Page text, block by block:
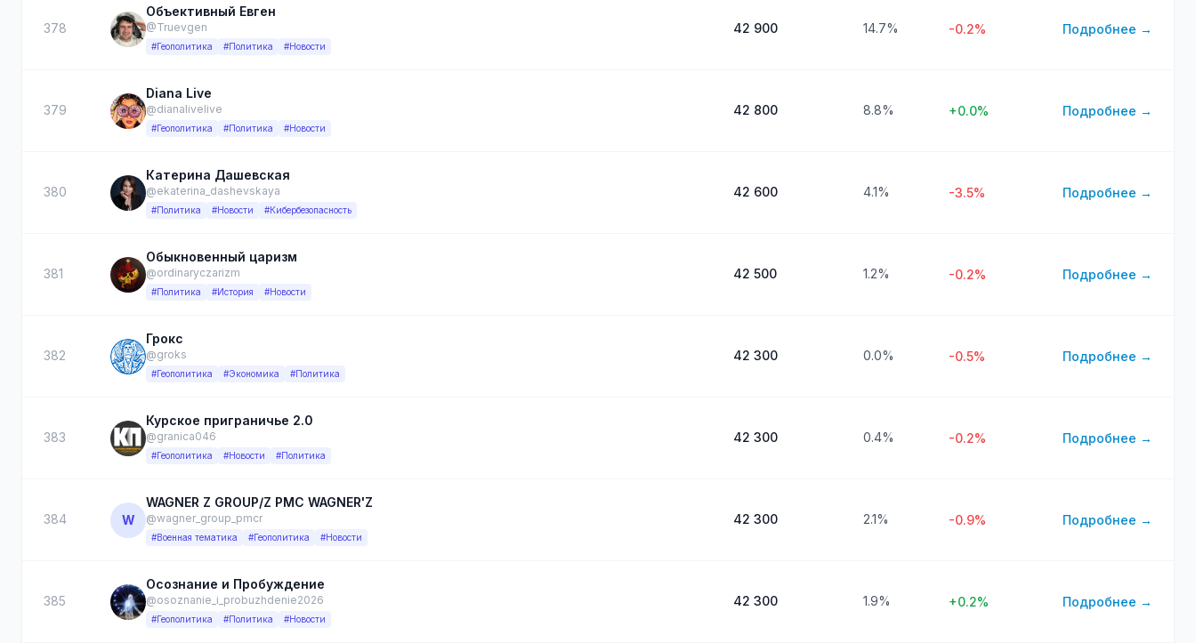
378
Объективный Евген
@Truevgen
#Геополитика #Политика #Новости
42 900 14.7% -0.2% Подробнее →
379
Diana Live
@dianalivelive
#Геополитика #Политика #Новости
42 800 8.8% +0.0% Подробнее →
380
Катерина Дашевская
@ekaterina_dashevskaya
#Политика #Новости #Кибербезопасность
42 600 4.1% -3.5% Подробнее →
381
Обыкновенный царизм
@ordinaryczarizm
#Политика #История #Новости
42 500 1.2% -0.2% Подробнее →
382
Грокс
@groks
#Геополитика #Экономика #Политика
42 300 0.0% -0.5% Подробнее →
383
Курское приграничье 2.0
@granica046
#Геополитика #Новости #Политика
42 300 0.4% -0.2% Подробнее →
384 W
WAGNER Z GROUP/Z PMC WAGNER'Z
@wagner_group_pmcr
#Военная тематика #Геополитика #Новости
42 300 2.1% -0.9% Подробнее →
385
Осознание и Пробуждение
@osoznanie_i_probuzhdenie2026
#Геополитика #Политика #Новости
42 300 1.9% +0.2% Подробнее →